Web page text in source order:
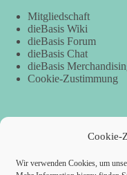
Cookie-
Wir verwenden Cookies, um
Mitgliedschaft
dieBasis Wiki
dieBasis Forum
dieBasis Chat
dieBasis
Cookie-Zustimmung
Spenden